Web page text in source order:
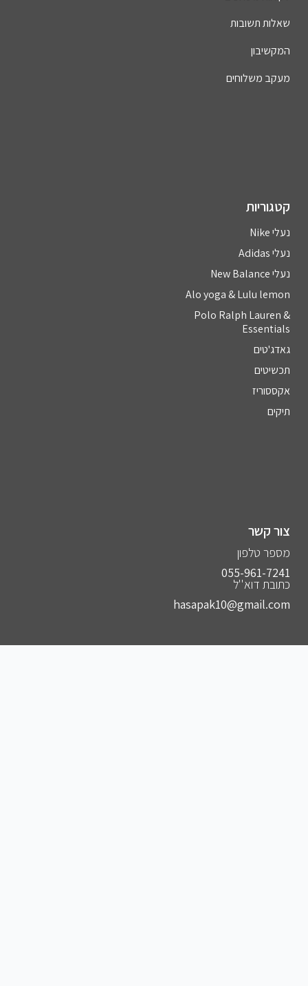
שאלות תשובות
המקשיבון
מעקב משלוחים
קטגוריות
נעלי Nike
נעלי Adidas
נעלי New Balance
Alo yoga & Lulu lemon
Polo Ralph Lauren &
Essentials
גאדג'טים
תכשיטים
אקססוריז
תיקים
צור קשר
מספר טלפון
055-961-7241⁩
כתובת דוא''ל
hasapak10@gmail.com